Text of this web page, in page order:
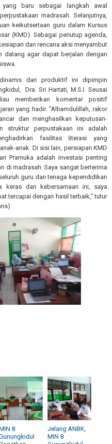
baru sebagai langkah awal
madrasah. Selanjutnya,
keikutsertaan guru dalam Kursus
(KMD). Sebagai penutup agenda,
dan rencana aksi menyambut
datang agar dapat berjalan dengan
dan produktif ini dipimpin
Dra. Sri Hartati, M.S.I. Seusai
memberikan komentar positif
yang hadir. "Alhamdulillah, rakor
dan menghasilkan keputusan-
struktur perpustakaan ini adalah
fasilitas literasi yang
anak. Di sisi lain, persiapan KMD
Pramuka adalah investasi penting
di madrasah. Saya sangat berterima
guru dan tenaga kependidikan
keras dan kebersamaan ini, saya
tercapai dengan hasil terbaik," tutur
8
Jelang ANBK,
MIN 8